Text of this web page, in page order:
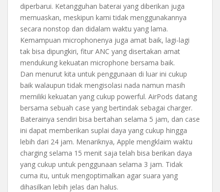
diperbarui. Ketangguhan baterai yang diberikan juga
memuaskan, meskipun kami tidak menggunakannya
secara nonstop dan didalam waktu yang lama.
Kemampuan microphonenya juga amat baik, lagi-lagi
tak bisa dipungkiri, fitur ANC yang disertakan amat
mendukung kekuatan microphone bersama baik.
Dan menurut kita untuk penggunaan di luar ini cukup
baik walaupun tidak mengisolasi nada namun masih
memiliki kekuatan yang cukup powerful. AirPods datang
bersama sebuah case yang bertindak sebagai charger.
Baterainya sendiri bisa bertahan selama 5 jam, dan case
ini dapat memberikan suplai daya yang cukup hingga
lebih dari 24 jam. Menariknya, Apple mengklaim waktu
charging selama 15 menit saja telah bisa berikan daya
yang cukup untuk penggunaan selama 3 jam. Tidak
cuma itu, untuk mengoptimalkan agar suara yang
dihasilkan lebih jelas dan halus.